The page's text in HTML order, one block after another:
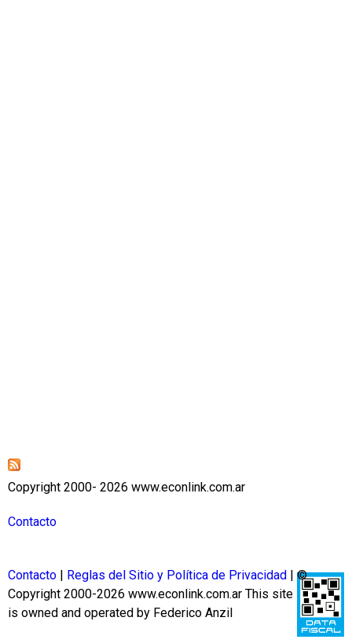
Copyright 2000- 2026 www.econlink.com.ar
Contacto
Contacto Reglas del Sitio y Política de Privacidad
| ©
Copyright 2000-2026 www.econlink.com.ar This site
is owned and operated by Federico Anzil